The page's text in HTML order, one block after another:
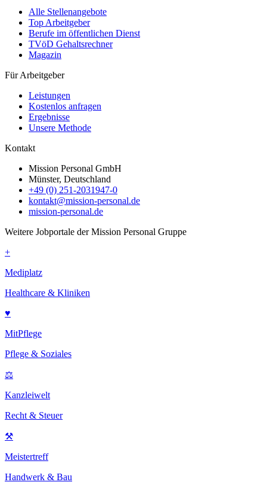
Alle Stellenangebote
Top Arbeitgeber
Berufe im öffentlichen Dienst
TVöD Gehaltsrechner
Magazin
Für Arbeitgeber
Leistungen
Kostenlos anfragen
Ergebnisse
Unsere Methode
Kontakt
Mission Personal GmbH
Münster, Deutschland
+49 (0) 251-2031947-0
kontakt@mission-personal.de
mission-personal.de
Weitere Jobportale der Mission Personal Gruppe
+
Mediplatz
Healthcare & Kliniken
♥
MitPflege
Pflege & Soziales
⚖
Kanzleiwelt
Recht & Steuer
⚒
Meistertreff
Handwerk & Bau